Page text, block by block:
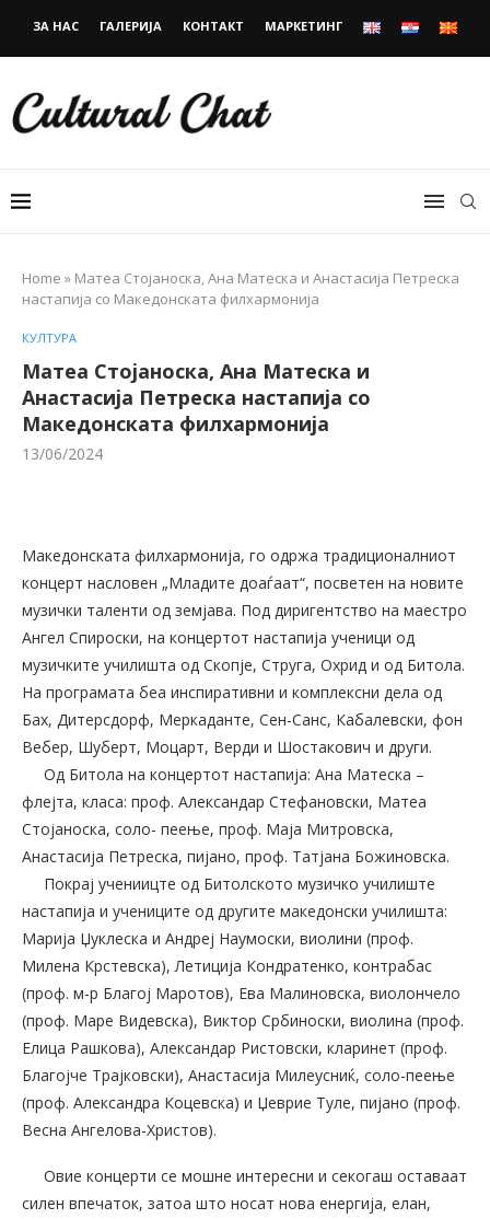
ЗА НАС ГАЛЕРИЈА КОНТАКТ МАРКЕТИНГ
Home » Матеа Стојаноска, Ана Матеска и Анастасија Петреска
настапија со Македонската филхармонија
КУЛТУРА
Матеа Стојаноска, Ана Матеска и
Анастасија Петреска настапија со
Македонската филхармонија
13/06/2024
Македонската филхармонија, го одржа традиционалниот
концерт насловен „Младите доаѓаат“, посветен на новите
музички таленти од земјава. Под диригентство на маестро
Ангел Спироски, на концертот настапија ученици од
музичките училишта од Скопје, Струга, Охрид и од Битола.
На програмата беа инспиративни и комплексни дела од
Бах, Дитерсдорф, Меркаданте, Сен-Санс, Кабалевски, фон
Вебер, Шуберт, Моцарт, Верди и Шостакович и други.
Од Битола на концертот настапија: Ана Матеска –
флејта, класа: проф. Александар Стефановски, Матеа
Стојаноска, соло- пеење, проф. Маја Митровска,
Анастасија Петреска, пијано, проф. Татјана Божиновска.
Покрај учениицте од Битолското музичко училиште
настапија и учениците од другите македонски училишта:
Марија Џуклеска и Андреј Наумоски, виолини (проф.
Милена Крстевска), Летиција Кондратенко, контрабас
(проф. м-р Благој Маротов), Ева Малиновска, виолончело
(проф. Маре Видевска), Виктор Србиноски, виолина (проф.
Елица Рашкова), Александар Ристовски, кларинет (проф.
Благојче Трајковски), Анастасија Милеусниќ, соло-пеење
(проф. Александра Коцевска) и Џеврие Туле, пијано (проф.
Весна Ангелова-Христов).
Овие концерти се мошне интересни и секогаш оставаат
силен впечаток, затоа што носат нова енергија, елан,